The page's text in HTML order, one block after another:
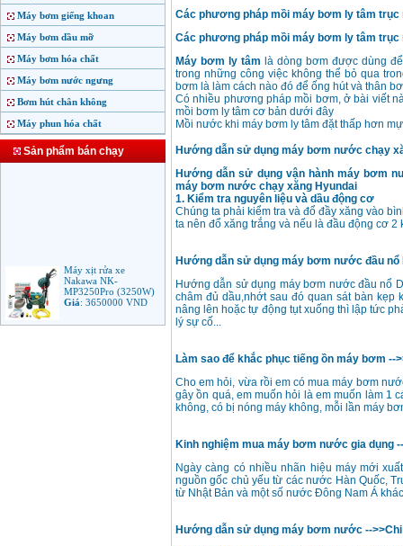
Máy bơm giếng khoan
Máy bơm dầu mỡ
Máy bơm hóa chất
Máy bơm nước ngưng
Bơm hút chân không
Máy phun hóa chất
Sản phẩm bán chạy
Máy xịt rửa xe
Nakawa NK-
MP3250Pro (3250W)
Giá:3650000VND
Các phương pháp mồi máy bơm ly tâm trục
Các phương pháp mồi máy bơm ly tâm trục
Máy bơm ly tâm là dòng bơm được dùng
trong những công việc không thể bỏ qua
bơm là làm cách nào đó để ống hút và thân
Có nhiều phương pháp mồi bơm, ở bài viết
mồi bơm ly tâm cơ bản dưới đây
Mồi nước khi máy bơm ly tâm đặt thấp hơn
Hướng dẫn sử dụng máy bơm nước chạy
Hướng dẫn sử dụng vận hành máy bơm
máy bơm nước chạy xăng Hyundai
1. Kiểm tra nguyên liệu và dầu động cơ
Chúng ta phải kiểm tra và đổ đầy xăng vào
ta nên đổ xăng trắng và nếu là đầu động cơ
Hướng dẫn sử dụng máy bơm nước đầu nổ
Hướng dẫn sử dụng máy bơm nước đầu nổ
châm đủ dầu,nhớt sau đó quan sát bàn kẹp
nâng lên hoặc tự động tụt xuống thì lập tức
lý sự cố...
Làm sao để khắc phục tiếng ồn máy bơm --
Cho em hỏi, vừa rồi em có mua máy bơm
gây ồn quá, em muốn hỏi là em muốn làm 1
không, có bị nóng máy không, mỗi lần máy
Kinh nghiệm mua máy bơm nước gia dụng
Ngày càng có nhiều nhãn hiệu máy mới
nguồn gốc chủ yếu từ các nước Hàn Quốc,
từ Nhật Bản và một số nước Đông Nam Á
Hướng dẫn sử dụng máy bơm nước --